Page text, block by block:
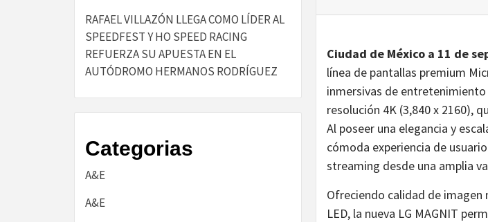
Ciudad de México a 11 de
línea de pantallas premium
inmersivas de entretenimiento
resolución 4K (3,840 x 2160),
Al poseer una elegancia y
cómoda experiencia de
streaming desde una amplia
Ofreciendo calidad de
LED, la nueva LG MAGNIT
RAFAEL VILLAZÓN LLEGA COMO LÍDER AL
SPEEDFEST Y HO SPEED RACING
REFUERZA SU APUESTA EN EL
AUTÓDROMO HERMANOS RODRÍGUEZ
Categorias
A&E
A&E